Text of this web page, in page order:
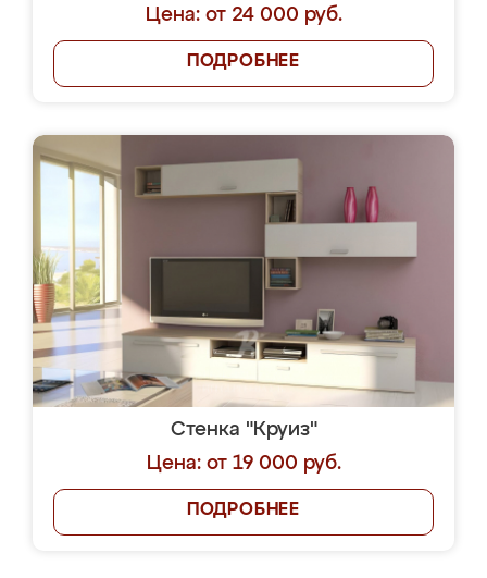
Цена: от 24 000 руб.
ПОДРОБНЕЕ
Стенка "Круиз"
Цена: от 19 000 руб.
ПОДРОБНЕЕ